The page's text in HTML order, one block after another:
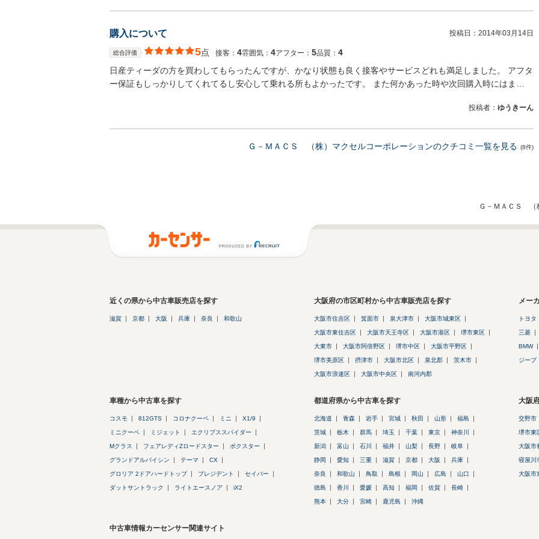
購入について 投稿日： 2014年03月14日
総合評価 5点 接客： 4雰囲気： 4アフター： 5品質： 4
日産ティーダの方を買わしてもらったんですが、かなり状態も良く接客やサービスどれも満足しました。 アフタ
ー保証もしっかりしてくれてるし安心して乗れる所もよかったです。 また何かあった時や次回購入時にはま…
投稿者： ゆうきーん
Ｇ－ＭＡＣＳ （株）マクセルコーポレーションのクチコミ一覧を見る (8件)
Ｇ－ＭＡＣＳ （
近くの県から中古車販売店を探す
滋賀 京都 大阪 兵庫 奈良 和歌山
大阪府の市区町村から中古車販売店を探す
大阪市住吉区 箕面市 泉大津市 大阪市城東区
大阪市東住吉区 大阪市天王寺区 大阪市港区 堺市東区
大東市 大阪市阿倍野区 堺市中区 大阪市平野区
堺市美原区 摂津市 大阪市北区 泉北郡 茨木市
大阪市浪速区 大阪市中央区 南河内郡
メー
トヨタ
三菱
BMW
ジープ
車種から中古車を探す
コスモ 812GTS コロナクーペ ミニ X1/9
ミニクーペ ミジェット エクリプススパイダー
Mクラス フェアレディZロードスター ボクスター
グランドアルバイシン テーマ CX
グロリア 2ドアハードトップ プレジデント セイバー
ダットサントラック ライトエースノア iX2
都道府県から中古車を探す
北海道 青森 岩手 宮城 秋田 山形 福島
茨城 栃木 群馬 埼玉 千葉 東京 神奈川
新潟 富山 石川 福井 山梨 長野 岐阜
静岡 愛知 三重 滋賀 京都 大阪 兵庫
奈良 和歌山 鳥取 島根 岡山 広島 山口
徳島 香川 愛媛 高知 福岡 佐賀 長崎
熊本 大分 宮崎 鹿児島 沖縄
大阪
交野市
堺市東
大阪市
寝屋川
大阪市
中古車情報カーセンサー関連サイト